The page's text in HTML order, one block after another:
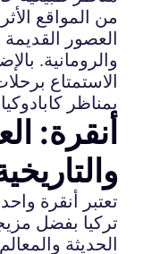
من المواقع
العصور القديمة
والرومانية.
الاستمتاع
بمناظر
أنقرة:
تعتبر أنقرة
تركيا بفضل
الحديثة